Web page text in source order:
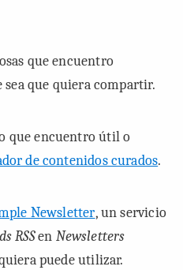
que encuentro
sea que quiera compartir.
que encuentro útil o
de contenidos curados.
Newsletter, un servicio
RSSen Newsletters
puede utilizar.